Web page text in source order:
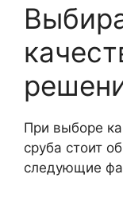
При выборе
сруба стоит
следующие